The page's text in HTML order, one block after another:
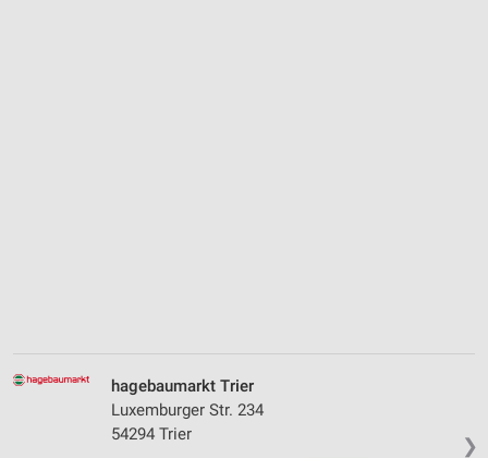
❯
hagebaumarkt Trier
Luxemburger Str. 234
54294 Trier